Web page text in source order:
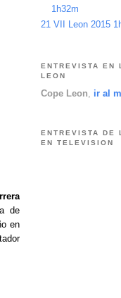
de
en
1h32m
21 VII Leon 2015
ENTREVISTA EN
LEON
Cope Leon ir al
ENTREVISTA DE
EN TELEVISION